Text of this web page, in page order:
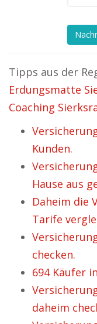
Tipps aus der
Erdungsmatte
Coaching
Kunden.
Hause aus
Daheim die
Tarife
checken.
694 Käufer
daheim